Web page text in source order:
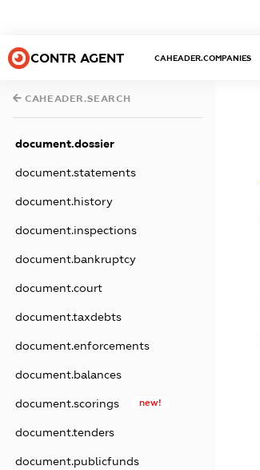
CONTR AGENT CAHEADER.COMPANIES
CAHEADER.SEARCH
document.dossier
document.statements
document.history
document.inspections
document.bankruptcy
document.court
document.taxdebts
document.enforcements
document.balances
document.scorings new!
document.tenders
document.publicfunds